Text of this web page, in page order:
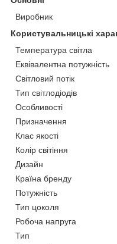
Виробник
Користувальницькі
Температура світла
Еквівалентна потужність
Світловий потік
Тип світлодіодів
Особливості
Призначення
Клас якості
Колір світіння
Дизайн
Країна бренду
Потужність
Тип цоколя
Робоча напруга
Тип